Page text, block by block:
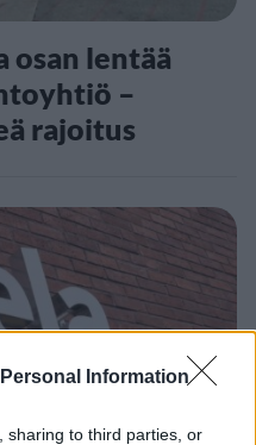
Information
sharing to third parties, or
osan lentää
–
rajoitus